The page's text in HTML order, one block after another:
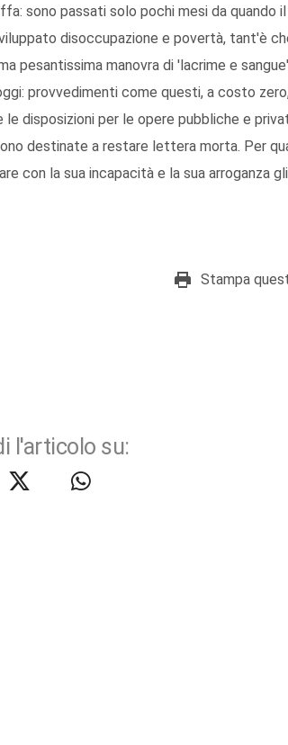
sono passati solo pochi mesi da quando
disoccupazione e povertà, tant'è
pesantissima manovra di 'lacrime e
provvedimenti come questi, a costo
disposizioni per le opere pubbliche e
destinate a restare lettera morta. Per
con la sua incapacità e la sua arroganza
Stampa
l'articolo su: